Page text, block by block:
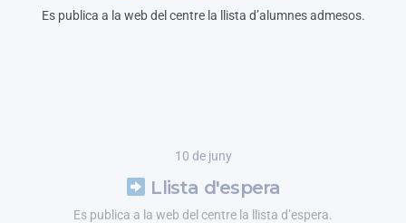
Es publica a la web del centre la llista d’alumnes admesos.
Llista d'espera
Es publica a la web del centre la llista d’espera.